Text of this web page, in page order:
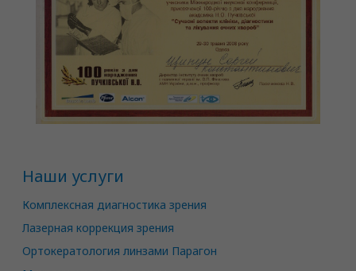
Наши услуги
Комплексная диагностика зрения
Лазерная коррекция зрения
Ортокератология линзами Парагон